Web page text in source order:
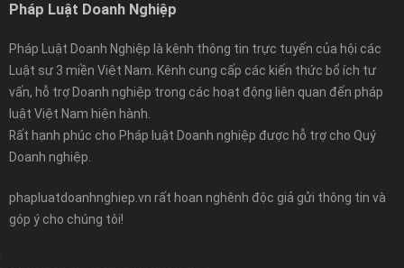
Pháp Luật Doanh Nghiệp
Pháp Luật Doanh Nghiệp là kênh thông tin trực tuyến của hội các
Luật sư 3 miền Việt Nam. Kênh cung cấp các kiến thức bổ ích tư
vấn, hỗ trợ Doanh nghiệp trong các hoạt động liên quan đến pháp
luật Việt Nam hiện hành.
Rất hạnh phúc cho Pháp luật Doanh nghiệp được hỗ trợ cho Quý
Doanh nghiệp.
phapluatdoanhnghiep.vn rất hoan nghênh độc giả gửi thông tin và
góp ý cho chúng tôi!